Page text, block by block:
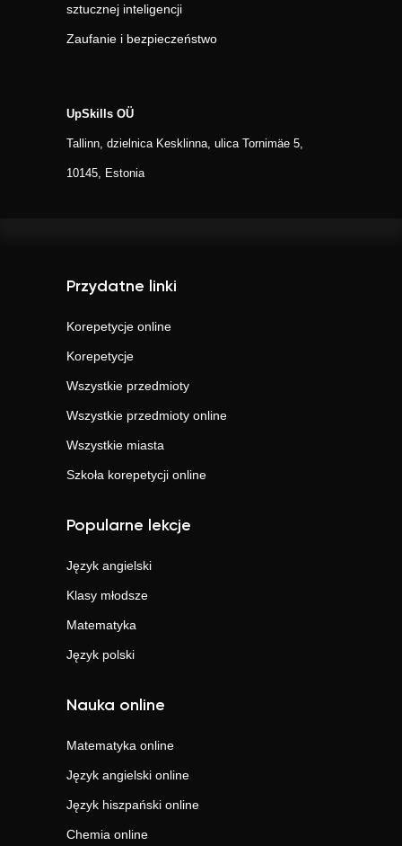
sztucznej inteligencji
Zaufanie i bezpieczeństwo
UpSkills OÜ
Tallinn, dzielnica Kesklinna, ulica Tornimäe 5,
10145, Estonia
Przydatne linki
Korepetycje online
Korepetycje
Wszystkie przedmioty
Wszystkie przedmioty online
Wszystkie miasta
Szkoła korepetycji online
Popularne lekcje
Język angielski
Klasy młodsze
Matematyka
Język polski
Nauka online
Matematyka online
Język angielski online
Język hiszpański online
Chemia online